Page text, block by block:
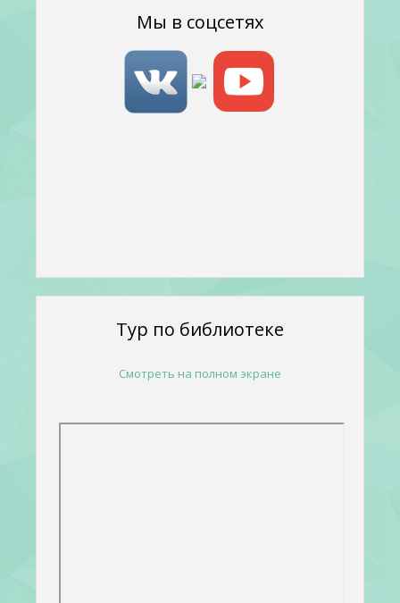
Мы в соцсетях
Тур по библиотеке
Смотреть на полном экране